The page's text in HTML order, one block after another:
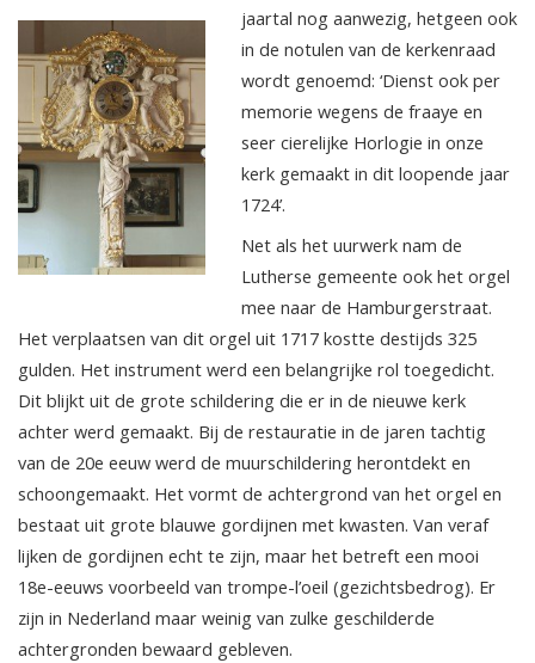
jaartal nog aanwezig, hetgeen ook
in de notulen van de kerkenraad
wordt genoemd: ‘Dienst ook per
memorie wegens de fraaye en
seer cierelijke Horlogie in onze
kerk gemaakt in dit loopende jaar
1724’.
Net als het uurwerk nam de
Lutherse gemeente ook het orgel
mee naar de Hamburgerstraat.
Het verplaatsen van dit orgel uit 1717 kostte destijds 325
gulden. Het instrument werd een belangrijke rol toegedicht.
Dit blijkt uit de grote schildering die er in de nieuwe kerk
achter werd gemaakt. Bij de restauratie in de jaren tachtig
van de 20e eeuw werd de muurschildering herontdekt en
schoongemaakt. Het vormt de achtergrond van het orgel en
bestaat uit grote blauwe gordijnen met kwasten. Van veraf
lijken de gordijnen echt te zijn, maar het betreft een mooi
18e-eeuws voorbeeld van trompe-l’oeil (gezichtsbedrog). Er
zijn in Nederland maar weinig van zulke geschilderde
achtergronden bewaard gebleven.